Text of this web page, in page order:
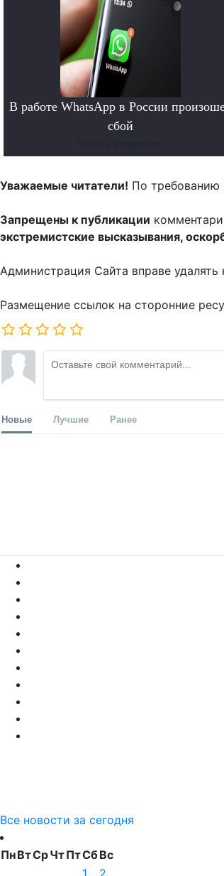
В работе WhatsApp в России
сбой
Уважаемые читатели! По требованию
Запрещены к публикации
экстремистские высказывания,
Администрация Сайта вправе
Размещение ссылок на сторонние
Новые Лучшие Ранее
Все новости за сегодня
ПнВтСрЧтПтСбВс